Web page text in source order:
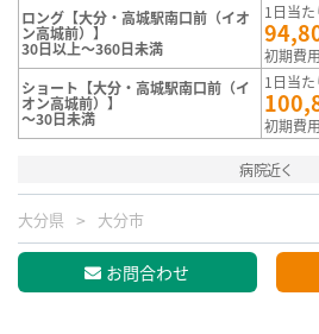
ロング【大分・高城駅南口前（イオ
ン高城前）】
30日以上～360日未満
1日当
初期費
ショート【大分・高城駅南口前（イ
オン高城前）】
～30日未満
1日当
初期費
病院近く
大分県 大分市
お問合わせ